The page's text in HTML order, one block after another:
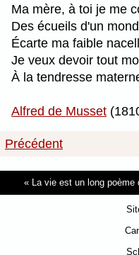
Ma mère, à toi je me
Des écueils d'un
Écarte ma faible
Je veux devoir tout
À la tendresse
Alfred de Musset
Précédent
La vie est un long poème